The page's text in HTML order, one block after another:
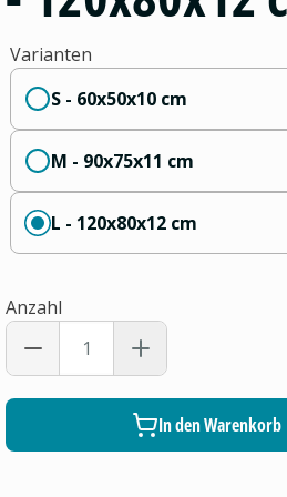
Varianten
S - 60x50x10 cm
M - 90x75x11 cm
L - 120x80x12 cm
Anzahl
In den Warenkorb